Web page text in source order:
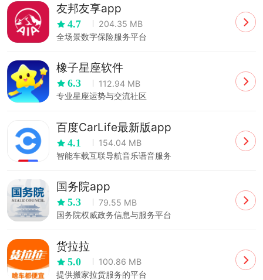
友邦友享app
4.7
204.35 MB
全场景数字保险服务平台
橡子星座软件
6.3
112.94 MB
专业星座运势与交流社区
百度CarLife最新版app
4.1
154.04 MB
智能车载互联导航音乐语音服务
国务院app
5.3
79.55 MB
国务院权威政务信息与服务平台
货拉拉
5.0
100.86 MB
提供搬家拉货服务的平台